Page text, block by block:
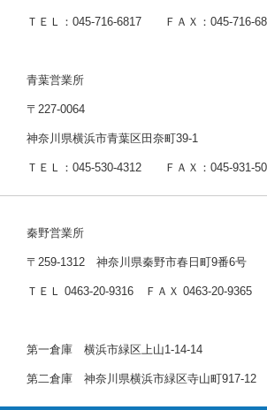
ＴＥＬ：045-716-6817 ＦＡＸ：045-716-
青葉営業所
〒227-0064
神奈川県横浜市青葉区田奈町39-1
ＴＥＬ：045-530-4312 ＦＡＸ：045-931-
秦野営業所
〒259-1312 神奈川県秦野市春日町9番6号
ＴＥＬ 0463-20-9316 ＦＡＸ 0463-20-9365
第一倉庫 横浜市緑区上山1-14-14
第二倉庫 神奈川県横浜市緑区寺山町917-12